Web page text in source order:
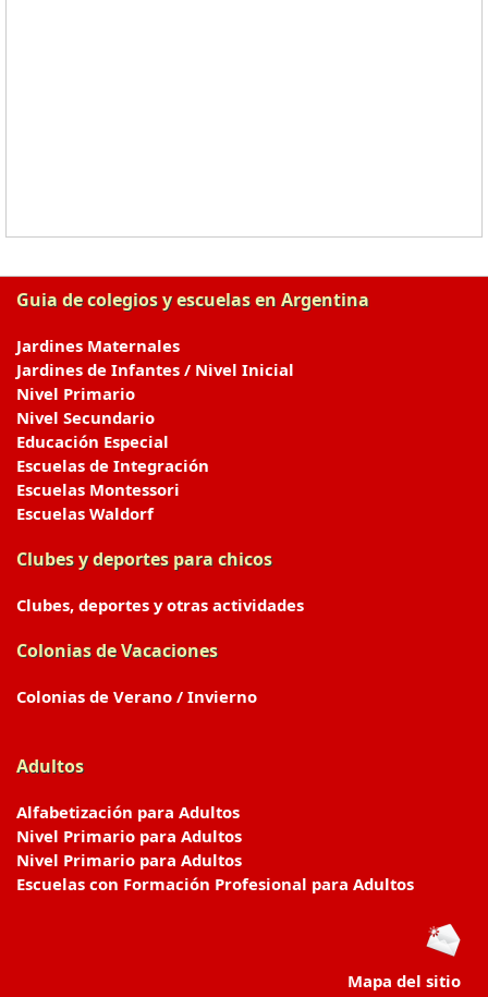
Guia de colegios y escuelas en Argentina
Jardines Maternales
Jardines de Infantes / Nivel Inicial
Nivel Primario
Nivel Secundario
Educación Especial
Escuelas de Integración
Escuelas Montessori
Escuelas Waldorf
Clubes y deportes para chicos
Clubes, deportes y otras actividades
Colonias de Vacaciones
Colonias de Verano / Invierno
Adultos
Alfabetización para Adultos
Nivel Primario para Adultos
Nivel Primario para Adultos
Escuelas con Formación Profesional para Adultos
Mapa del sitio